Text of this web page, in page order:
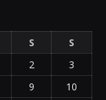
S
S
2
3
9
10